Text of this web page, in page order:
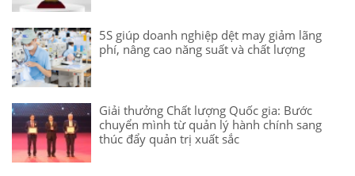
5S giúp doanh nghiệp dệt may giảm lãng
phí, nâng cao năng suất và chất lượng
Giải thưởng Chất lượng Quốc gia: Bước
chuyển mình từ quản lý hành chính sang
thúc đẩy quản trị xuất sắc